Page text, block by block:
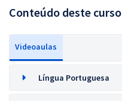
Conteúdo deste curso
Videoaulas
Língua Portuguesa